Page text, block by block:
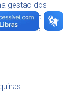
gestão dos
áreas de